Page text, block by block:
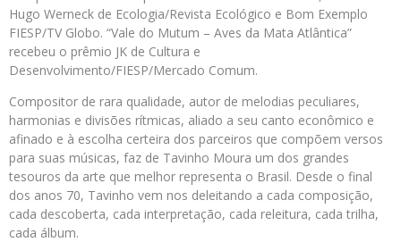
Hugo Werneck de Ecologia/Revista Ecológico e Bom Exemplo
FIESP/TV Globo. “Vale do Mutum – Aves da Mata Atlântica”
recebeu o prêmio JK de Cultura e
Desenvolvimento/FIESP/Mercado Comum.
Compositor de rara qualidade, autor de melodias peculiares,
harmonias e divisões rítmicas, aliado a seu canto econômico e
afinado e à escolha certeira dos parceiros que compõem versos
para suas músicas, faz de Tavinho Moura um dos grandes
tesouros da arte que melhor representa o Brasil. Desde o final
dos anos 70, Tavinho vem nos deleitando a cada composição,
cada descoberta, cada interpretação, cada releitura, cada trilha,
cada álbum.